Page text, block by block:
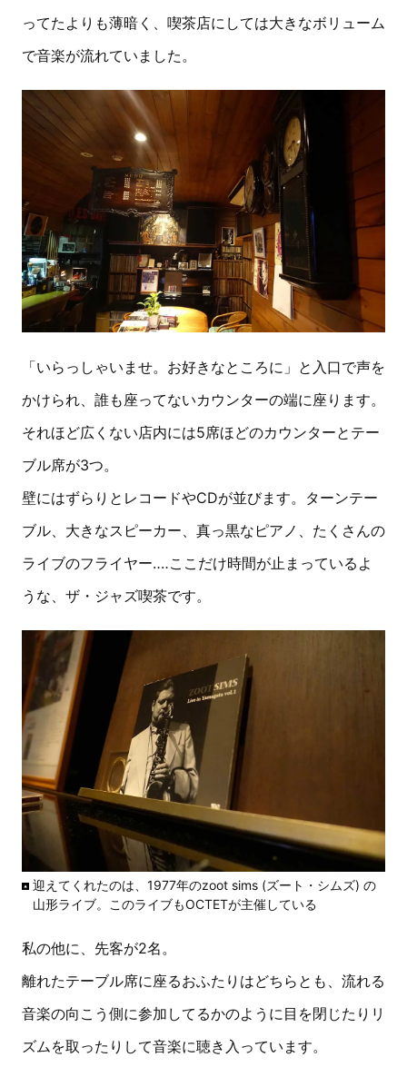
ってたよりも薄暗く、喫茶店にしては大きなボリューム
で音楽が流れていました。
「いらっしゃいませ。お好きなところに」と入口で声を
かけられ、誰も座ってないカウンターの端に座ります。
それほど広くない店内には5席ほどのカウンターとテー
ブル席が3つ。
壁にはずらりとレコードやCDが並びます。ターンテー
ブル、大きなスピーカー、真っ黒なピアノ、たくさんの
ライブのフライヤー‥‥ここだけ時間が止まっているよ
うな、ザ・ジャズ喫茶です。
迎えてくれたのは、1977年のzoot sims (ズート・シムズ) の
山形ライブ。このライブもOCTETが主催している
私の他に、先客が2名。
離れたテーブル席に座るおふたりはどちらとも、流れる
音楽の向こう側に参加してるかのように目を閉じたりリ
ズムを取ったりして音楽に聴き入っています。